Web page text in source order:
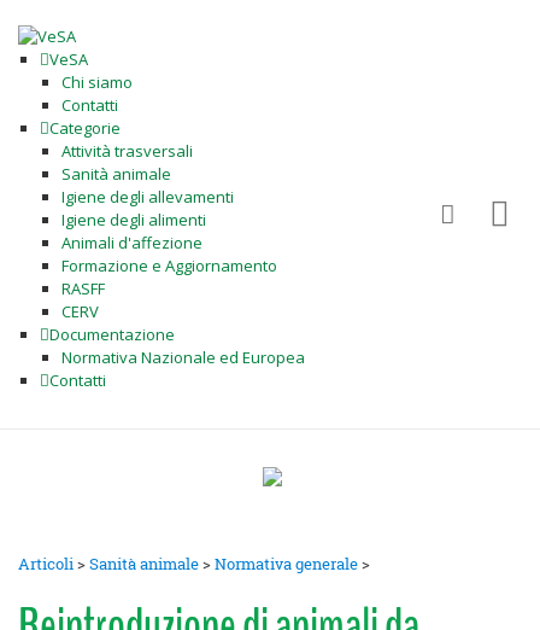
VeSA
Chi siamo
Contatti
Categorie
Attività trasversali
Sanità animale
Igiene degli allevamenti
Igiene degli alimenti
Animali d'affezione
Formazione e Aggiornamento
RASFF
CERV
Documentazione
Normativa Nazionale ed Europea
Contatti
Articoli>Sanità animale>Normativa generale>